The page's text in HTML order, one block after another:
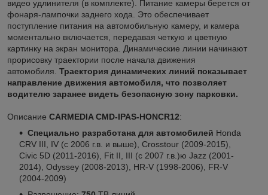
видео удлинителя (в комплекте). Питание камеры берется от
фонаря-лампочки заднего хода. Это обеспечивает
поступление питания на автомобильную камеру, и камера
моментально включается, передавая четкую и цветную
картинку на экран монитора. Динамические линии начинают
прорисовку траектории после начала движения
автомобиля. Траектория динамичеких линий показывает
направление движения автомобиля, что позволяет
водителю заранее видеть безопасную зону парковки.
Описание CARMEDIA CMD-IPAS-HONCR12:
Специально разработана для автомобилей Honda
CRV III, IV (с 2006 г.в. и выше), Crosstour (2009-2015),
Civic 5D (2011-2016), Fit II, III (с 2007 г.в.)ю Jazz (2001-
2014), Odyssey (2008-2013), HR-V (1998-2006), FR-V
(2004-2009)